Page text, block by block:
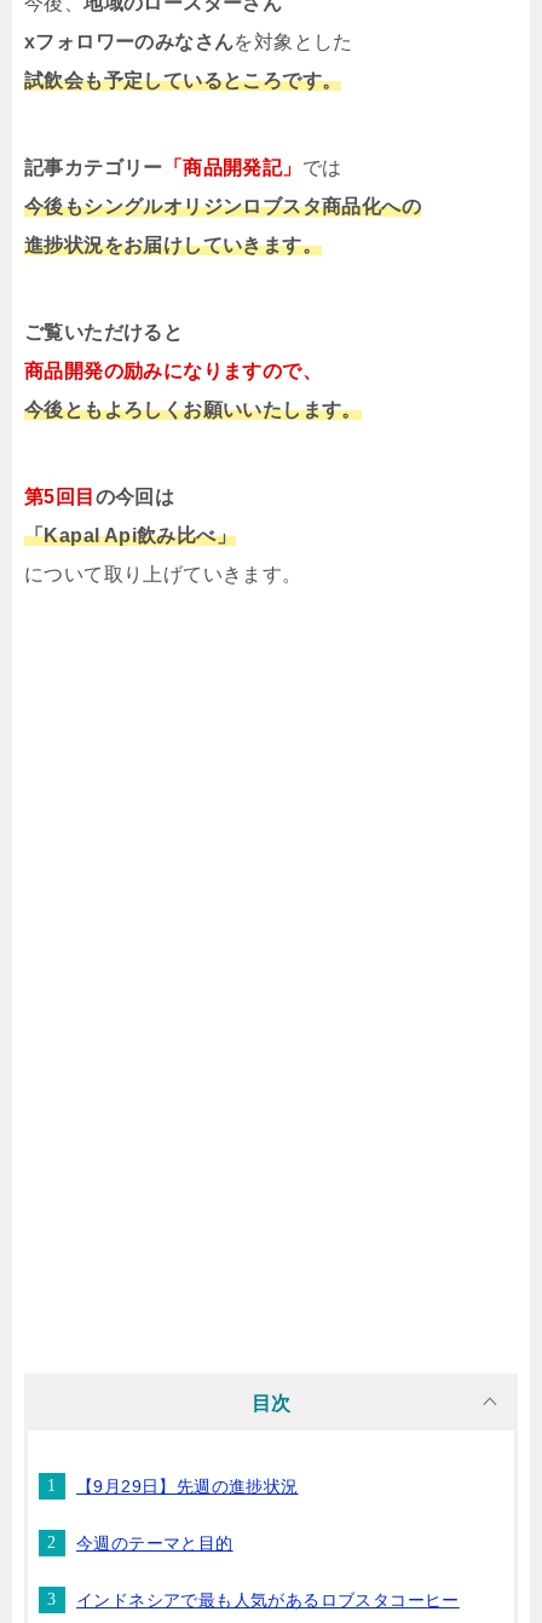
xフォロワーのみなさんを対象とした
試飲会も予定しているところです。
記事カテゴリー 「商品開発記」 では
今後もシングルオリジンロブスタ商品化への
進捗状況をお届けしていきます。
ご覧いただけると
商品開発の励みになりますので、
今後ともよろしくお願いいたします。
第5回目 の今回は
「Kapal Api飲み比べ」
について取り上げていきます。
目次
【9月29日】先週の進捗状況
今週のテーマと目的
インドネシアで最も人気があるロブスタコーヒー